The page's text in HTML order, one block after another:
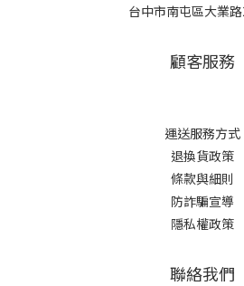
台中市南屯區大業
顧客服務
運送服務方式
退換貨政策
條款與細則
防詐騙宣導
隱私權政策
聯絡我們